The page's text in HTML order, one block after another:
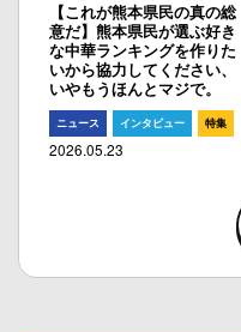
【これが熊本県民の真の総
意だ】熊本県民が選ぶ好き
な中華ランキングを作りた
いから協力してください、
いやもうほんとマジで。
ニュース インタビュー 特集
2026.05.23